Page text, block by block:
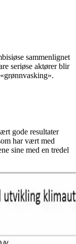
sammenlignet
seriøse aktører blir
gode resultater
har vært med
sine med en tredel